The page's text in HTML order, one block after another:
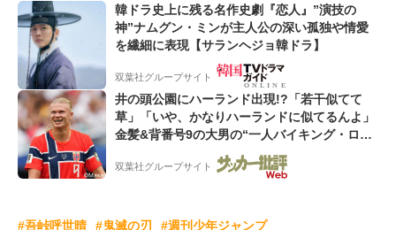
韓ドラ史上に残る名作史劇『恋人』”演技の
神”ナムグン・ミンが主人公の深い孤独や情愛
を繊細に表現【サランヘジョ韓ドラ】
双葉社グループサイト
井の頭公園にハーランド出現!?「若干似てて
草」「いや、かなりハーランドに似てるんよ」
金髪&背番号9の大男の“一人バイキング・ロ
ー”映像が話題!「元気をもらった」
双葉社グループサイト
#吾峠呼世晴 #鬼滅の刃 #週刊少年ジャンプ